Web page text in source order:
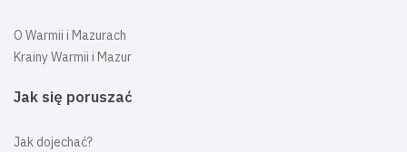
O Warmii i Mazurach
Krainy Warmii i Mazur
Jak się poruszać
Jak dojechać?